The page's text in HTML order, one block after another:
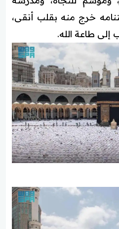
خرج منه بقلب أنقى،
طاعة الله.